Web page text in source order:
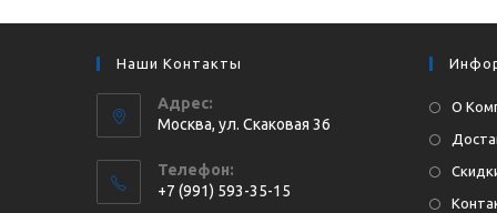
Наши Контакты
Адрес:
Москва, ул. Cкаковая 36
Телефон:
+7 (991) 593-35-15
О